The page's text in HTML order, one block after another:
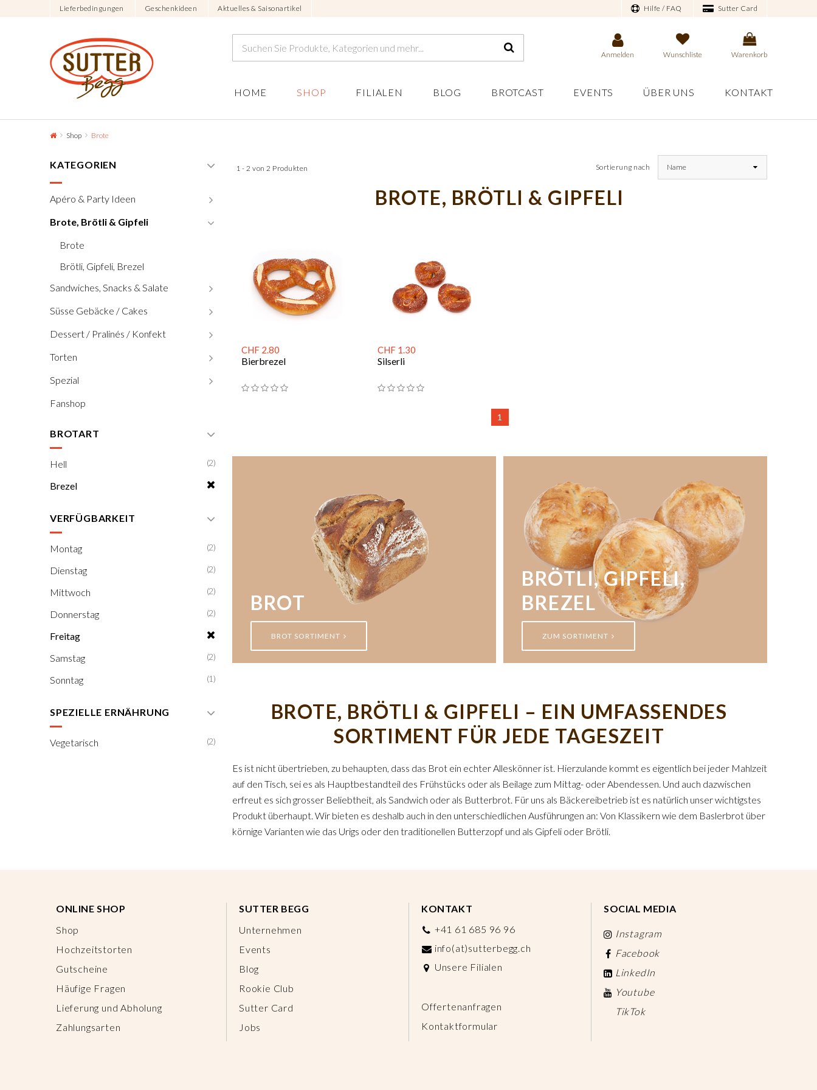
Lieferbedingungen Geschenkideen Aktuelles & Saisonartikel Hilfe / FAQ Sutter Card
Anmelden Wunschliste Warenkorb
HOME SHOP FILIALEN BLOG BROTCAST EVENTS ÜBER UNS KONTAKT
Shop Brote
KATEGORIEN
Apéro & Party Ideen
Brote, Brötli & Gipfeli
Brote
Brötli, Gipfeli, Brezel
Sandwiches, Snacks & Salate
Süsse Gebäcke / Cakes
Dessert / Pralinés / Konfekt
Torten
Spezial
Fanshop
BROTART
Hell (2)
Brezel
VERFÜGBARKEIT
Montag (2)
Dienstag (2)
Mittwoch (2)
Donnerstag (2)
Freitag
Samstag
(2)
Sonntag (1)
SPEZIELLE ERNÄHRUNG
Vegetarisch (2)
1 - 2 von 2 Produkten Sortierung nach Name
BROTE, BRÖTLI & GIPFELI
CHF 2.80
Bierbrezel
CHF 1.30
Silserli
1
BROT
BROT SORTIMENT
BRÖTLI, GIPFELI,
BREZEL
ZUM SORTIMENT
BROTE, BRÖTLI & GIPFELI – EIN UMFASSENDES
SORTIMENT FÜR JEDE TAGESZEIT
Es ist nicht übertrieben, zu behaupten, dass das Brot ein echter Alleskönner ist. Hierzulande kommt es eigentlich bei jeder Mahlzeit
auf den Tisch, sei es als Hauptbestandteil des Frühstücks oder als Beilage zum Mittag- oder Abendessen. Und auch dazwischen
erfreut es sich grosser Beliebtheit, als Sandwich oder als Butterbrot. Für uns als Bäckereibetrieb ist es natürlich unser wichtigstes
Produkt überhaupt. Wir bieten es deshalb auch in den unterschiedlichen Ausführungen an: Von Klassikern wie dem Baslerbrot über
körnige Varianten wie das Urigs oder den traditionellen Butterzopf und als Gipfeli oder Brötli.
ONLINE SHOP
Shop
Hochzeitstorten
Gutscheine
Häufige Fragen
Lieferung und Abholung
Zahlungsarten
SUTTER BEGG
Unternehmen
Events
Blog
Rookie Club
Sutter Card
Jobs
KONTAKT
+41 61 685 96 96
info(at)sutterbegg.ch
Unsere Filialen
Offertenanfragen
Kontaktformular
SOCIAL MEDIA
Instagram
Facebook
LinkedIn
Youtube
TikTok